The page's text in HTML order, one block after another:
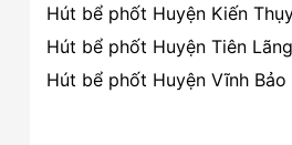
Hút bể phốt Huyện Kiến
Hút bể phốt Huyện Tiên Lãng
Hút bể phốt Huyện Vĩnh Bảo